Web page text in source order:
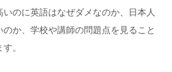
のに英語はなぜダメなのか、日本人
か、学校や講師の問題点を見ること
。